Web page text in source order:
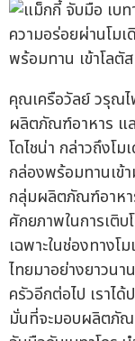
คุณเครือวัลย์ วรุณ
ผลิตภัณฑ์อาหาร แล
โดไชน่า กล่าวถึงโ
กล่องพร้อมทานเข้
กลุ่มผลิตภัณฑ์อาหา
ศักยภาพในการเติ
เฉพาะในช่องทางโ
ไทยมาอย่างยาวน
ครัวอีกต่อไป เราไ
มั่นที่จะมอบผลิตภัณ